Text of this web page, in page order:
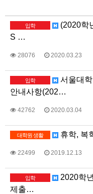
입학
(2020학
S …
28076 2020.03.23
입학
서울대
안내사항(202…
42762 2020.03.04
대학원 생활 휴학, 복
22499 2019.12.13
입학
2020학
제출…